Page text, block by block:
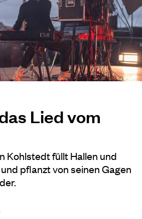
Lied vom
Kohlstedt füllt Hallen und
pflanzt von seinen Gagen